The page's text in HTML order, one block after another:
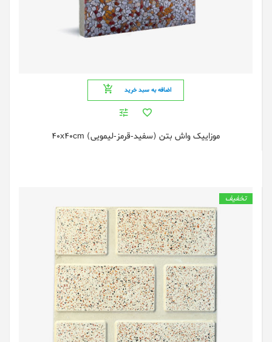
اضافه به سبد خرید
موزایيک واش بتن (سفید-قرمز-لیمویی) 40x40cm
تخفیف